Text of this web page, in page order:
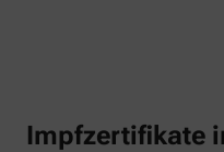
Impfzertifikate